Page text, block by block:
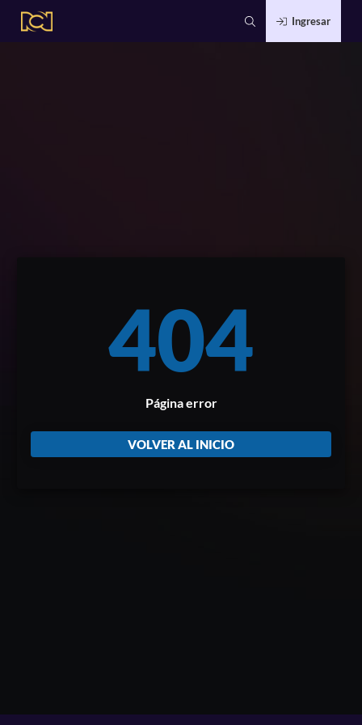
Ingresar
404
Página error
VOLVER AL INICIO